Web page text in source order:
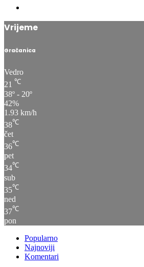
Vrijeme
Gračanica
Vedro
21 ℃
38º - 20º
42%
1.93 km/h
38℃
čet
36℃
pet
34℃
sub
35℃
ned
37℃
pon
Popularno
Najnoviji
Komentari